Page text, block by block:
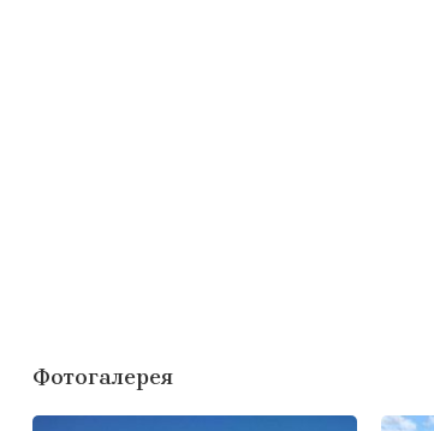
Фотогалерея